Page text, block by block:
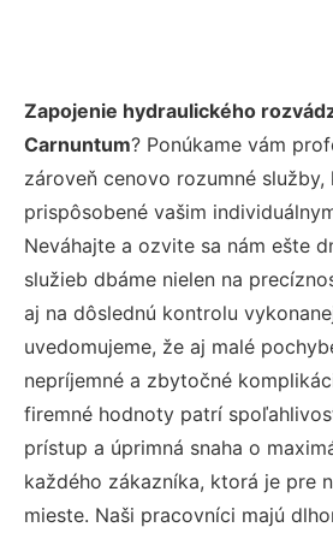
Zapojenie hydraulického
Carnuntum? Ponúkame vám
zároveň cenovo rozumné služby,
prispôsobené vašim
Neváhajte a ozvite sa nám ešte
služieb dbáme nielen na
aj na dôslednú kontrolu
uvedomujeme, že aj malé
nepríjemné a zbytočné
firemné hodnoty patrí
prístup a úprimná snaha o
každého zákazníka, ktorá je pre
mieste. Naši pracovníci majú